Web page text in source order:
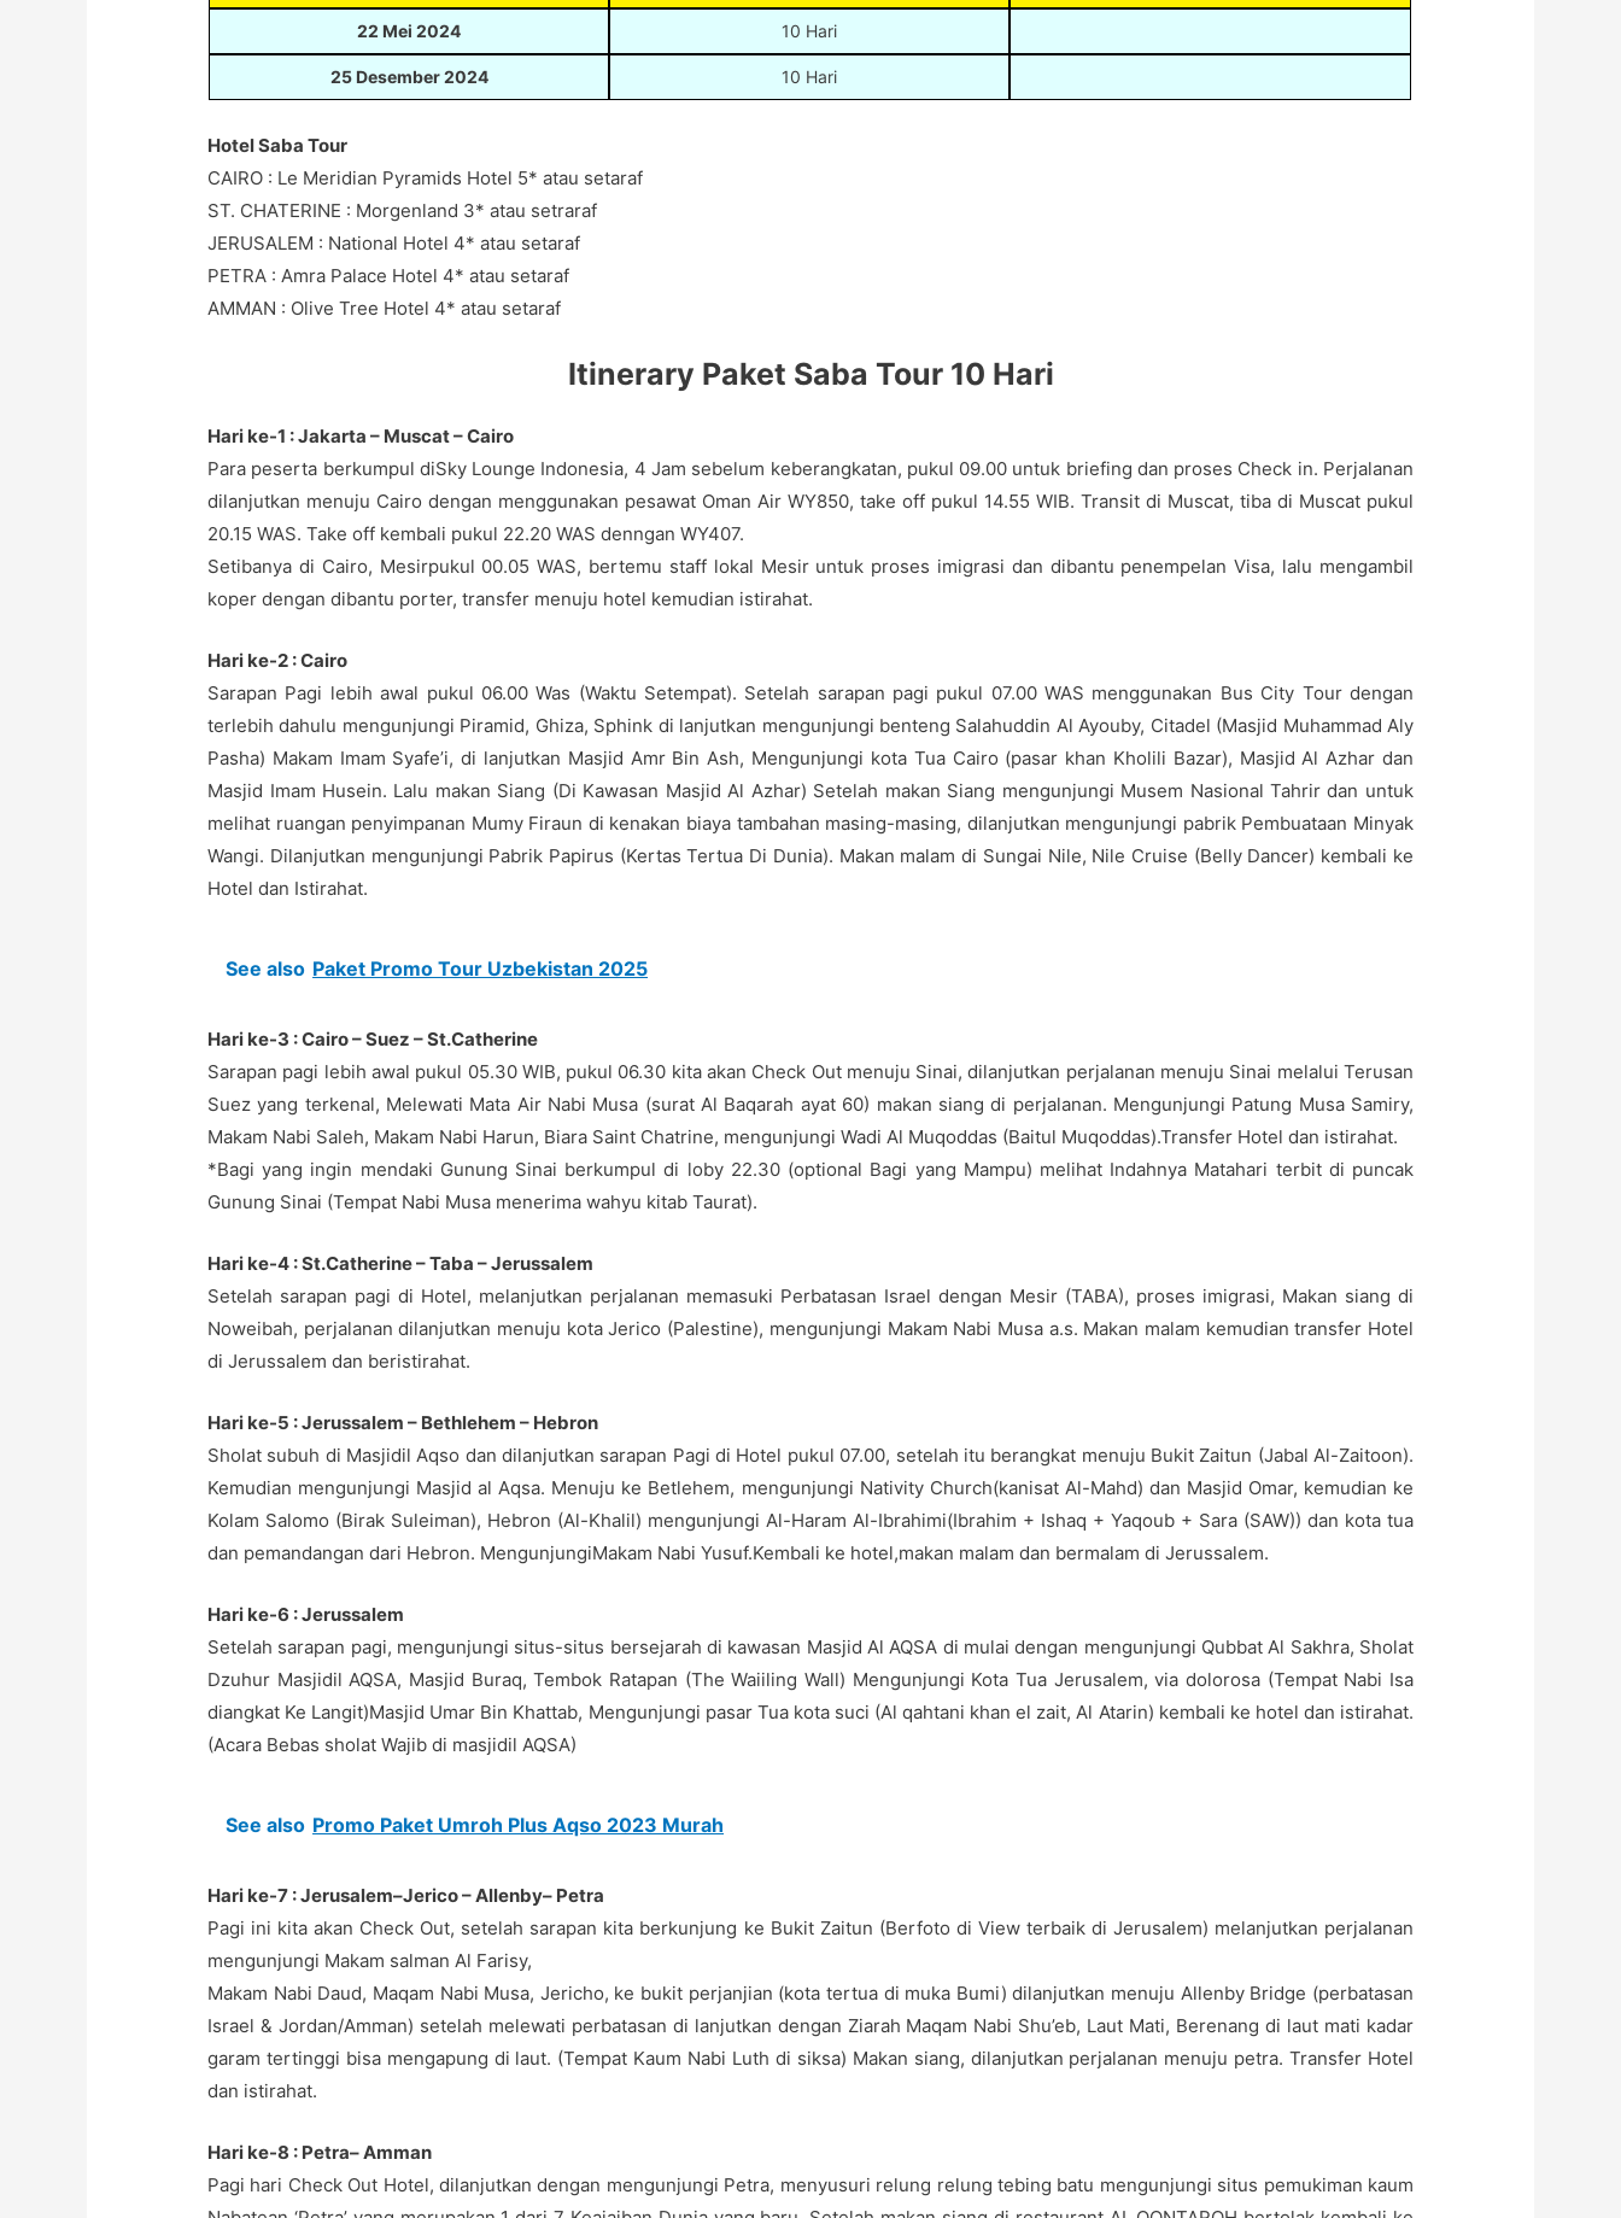
22 Mei 2024 10 Hari
25 Desember 2024 10 Hari
Hotel Saba Tour
CAIRO : Le Meridian Pyramids Hotel 5* atau setaraf
ST. CHATERINE : Morgenland 3* atau setraraf
JERUSALEM : National Hotel 4* atau setaraf
PETRA : Amra Palace Hotel 4* atau setaraf
AMMAN : Olive Tree Hotel 4* atau setaraf
Itinerary Paket Saba Tour 10 Hari
Hari ke-1 : Jakarta – Muscat – Cairo
Para peserta berkumpul diSky Lounge Indonesia, 4 Jam sebelum keberangkatan, pukul 09.00 untuk briefing dan proses Check in. Perjalanan
dilanjutkan menuju Cairo dengan menggunakan pesawat Oman Air WY850, take off pukul 14.55 WIB. Transit di Muscat, tiba di Muscat pukul
20.15 WAS. Take off kembali pukul 22.20 WAS denngan WY407.
Setibanya di Cairo, Mesirpukul 00.05 WAS, bertemu staff lokal Mesir untuk proses imigrasi dan dibantu penempelan Visa, lalu mengambil
koper dengan dibantu porter, transfer menuju hotel kemudian istirahat.
Hari ke-2 : Cairo
Sarapan Pagi lebih awal pukul 06.00 Was (Waktu Setempat). Setelah sarapan pagi pukul 07.00 WAS menggunakan Bus City Tour dengan
terlebih dahulu mengunjungi Piramid, Ghiza, Sphink di lanjutkan mengunjungi benteng Salahuddin Al Ayouby, Citadel (Masjid Muhammad Aly
Pasha) Makam Imam Syafe’i, di lanjutkan Masjid Amr Bin Ash, Mengunjungi kota Tua Cairo (pasar khan Kholili Bazar), Masjid Al Azhar dan
Masjid Imam Husein. Lalu makan Siang (Di Kawasan Masjid Al Azhar) Setelah makan Siang mengunjungi Musem Nasional Tahrir dan untuk
melihat ruangan penyimpanan Mumy Firaun di kenakan biaya tambahan masing-masing, dilanjutkan mengunjungi pabrik Pembuataan Minyak
Wangi. Dilanjutkan mengunjungi Pabrik Papirus (Kertas Tertua Di Dunia). Makan malam di Sungai Nile, Nile Cruise (Belly Dancer) kembali ke
Hotel dan Istirahat.
See also Paket Promo Tour Uzbekistan 2025
Hari ke-3 : Cairo – Suez – St.Catherine
Sarapan pagi lebih awal pukul 05.30 WIB, pukul 06.30 kita akan Check Out menuju Sinai, dilanjutkan perjalanan menuju Sinai melalui Terusan
Suez yang terkenal, Melewati Mata Air Nabi Musa (surat Al Baqarah ayat 60) makan siang di perjalanan. Mengunjungi Patung Musa Samiry,
Makam Nabi Saleh, Makam Nabi Harun, Biara Saint Chatrine, mengunjungi Wadi Al Muqoddas (Baitul Muqoddas).Transfer Hotel dan istirahat.
*Bagi yang ingin mendaki Gunung Sinai berkumpul di loby 22.30 (optional Bagi yang Mampu) melihat Indahnya Matahari terbit di puncak
Gunung Sinai (Tempat Nabi Musa menerima wahyu kitab Taurat).
Hari ke-4 : St.Catherine – Taba – Jerussalem
Setelah sarapan pagi di Hotel, melanjutkan perjalanan memasuki Perbatasan Israel dengan Mesir (TABA), proses imigrasi, Makan siang di
Noweibah, perjalanan dilanjutkan menuju kota Jerico (Palestine), mengunjungi Makam Nabi Musa a.s. Makan malam kemudian transfer Hotel
di Jerussalem dan beristirahat.
Hari ke-5 : Jerussalem – Bethlehem – Hebron
Sholat subuh di Masjidil Aqso dan dilanjutkan sarapan Pagi di Hotel pukul 07.00, setelah itu berangkat menuju Bukit Zaitun (Jabal Al-Zaitoon).
Kemudian mengunjungi Masjid al Aqsa. Menuju ke Betlehem, mengunjungi Nativity Church(kanisat Al-Mahd) dan Masjid Omar, kemudian ke
Kolam Salomo (Birak Suleiman), Hebron (Al-Khalil) mengunjungi Al-Haram Al-Ibrahimi(Ibrahim + Ishaq + Yaqoub + Sara (SAW)) dan kota tua
dan pemandangan dari Hebron. MengunjungiMakam Nabi Yusuf.Kembali ke hotel,makan malam dan bermalam di Jerussalem.
Hari ke-6 : Jerussalem
Setelah sarapan pagi, mengunjungi situs-situs bersejarah di kawasan Masjid Al AQSA di mulai dengan mengunjungi Qubbat Al Sakhra, Sholat
Dzuhur Masjidil AQSA, Masjid Buraq, Tembok Ratapan (The Waiiling Wall) Mengunjungi Kota Tua Jerusalem, via dolorosa (Tempat Nabi Isa
diangkat Ke Langit)Masjid Umar Bin Khattab, Mengunjungi pasar Tua kota suci (Al qahtani khan el zait, Al Atarin) kembali ke hotel dan istirahat.
(Acara Bebas sholat Wajib di masjidil AQSA)
See also Promo Paket Umroh Plus Aqso 2023 Murah
Hari ke-7 : Jerusalem–Jerico – Allenby– Petra
Pagi ini kita akan Check Out, setelah sarapan kita berkunjung ke Bukit Zaitun (Berfoto di View terbaik di Jerusalem) melanjutkan perjalanan
mengunjungi Makam salman Al Farisy,
Makam Nabi Daud, Maqam Nabi Musa, Jericho, ke bukit perjanjian (kota tertua di muka Bumi) dilanjutkan menuju Allenby Bridge (perbatasan
Israel & Jordan/Amman) setelah melewati perbatasan di lanjutkan dengan Ziarah Maqam Nabi Shu’eb, Laut Mati, Berenang di laut mati kadar
garam tertinggi bisa mengapung di laut. (Tempat Kaum Nabi Luth di siksa) Makan siang, dilanjutkan perjalanan menuju petra. Transfer Hotel
dan istirahat.
Hari ke-8 : Petra– Amman
Pagi hari Check Out Hotel, dilanjutkan dengan mengunjungi Petra, menyusuri relung relung tebing batu mengunjungi situs pemukiman kaum